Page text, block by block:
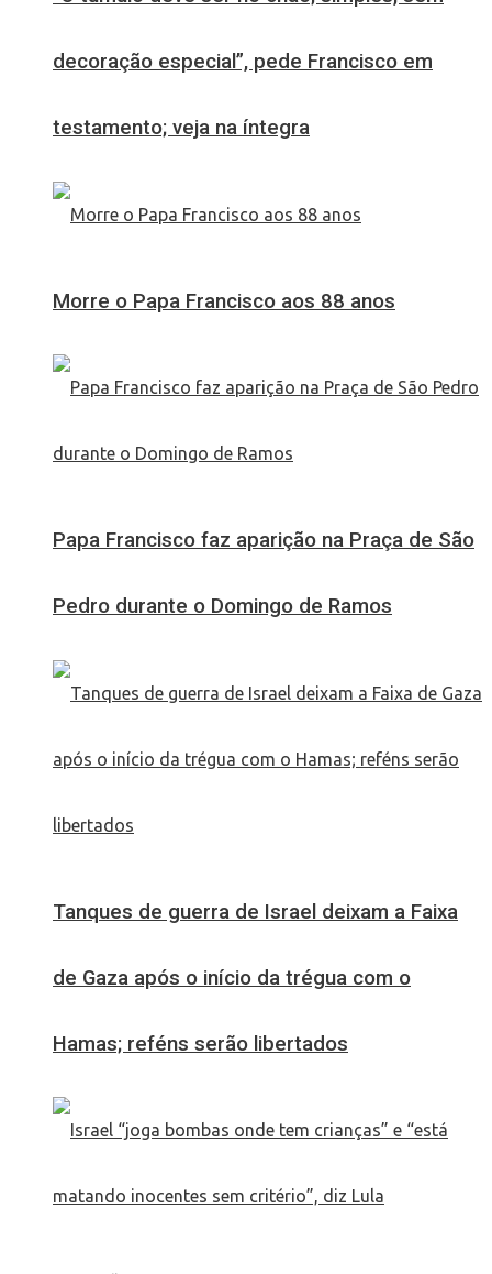
decoração especial”, pede Francisco em
testamento; veja na íntegra
Morre o Papa Francisco aos 88 anos
Papa Francisco faz aparição na Praça de São
Pedro durante o Domingo de Ramos
Tanques de guerra de Israel deixam a Faixa
de Gaza após o início da trégua com o
Hamas; reféns serão libertados